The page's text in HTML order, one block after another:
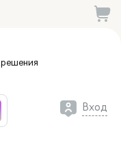
решения
Вход